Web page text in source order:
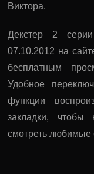
Виктора.
Декстер 2
07.10.2012 на
бесплатным
Удобное
функции
закладки,
смотреть любимые